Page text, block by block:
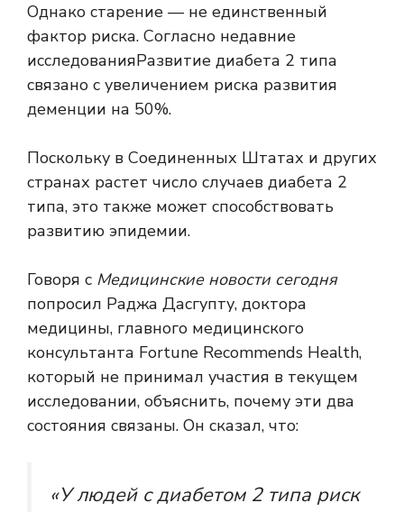
Однако старение — не единственный
фактор риска. Согласно недавние
исследованияРазвитие диабета 2 типа
связано с увеличением риска развития
деменции на 50%.
Поскольку в Соединенных Штатах и ​​других
странах растет число случаев диабета 2
типа, это также может способствовать
развитию эпидемии.
Говоря с Медицинские новости сегодня
попросил Раджа Дасгупту, доктора
медицины, главного медицинского
консультанта Fortune Recommends Health,
который не принимал участия в текущем
исследовании, объяснить, почему эти два
состояния связаны. Он сказал, что:
«У людей с диабетом 2 типа риск